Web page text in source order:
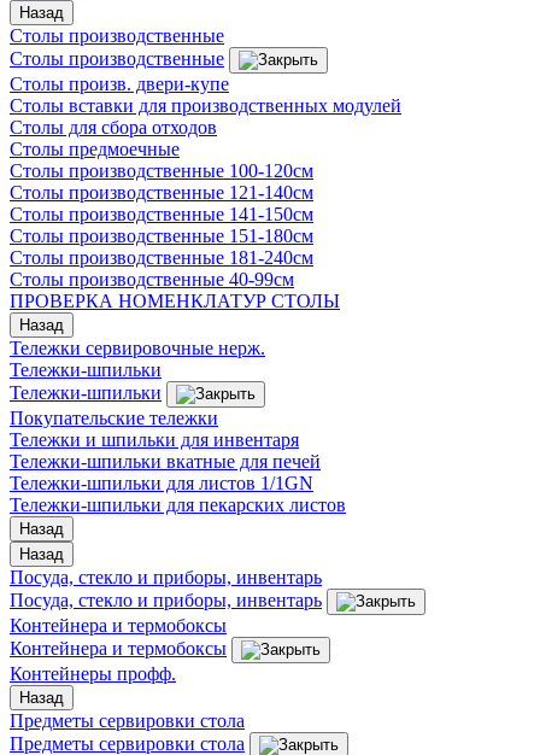
Назад
Столы производственные
Столы производственные
Столы произв. двери-купе
Столы вставки для производственных модулей
Столы для сбора отходов
Столы предмоечные
Столы производственные 100-120см
Столы производственные 121-140см
Столы производственные 141-150см
Столы производственные 151-180см
Столы производственные 181-240см
Столы производственные 40-99см
ПРОВЕРКА НОМЕНКЛАТУР СТОЛЫ
Назад
Тележки сервировочные нерж.
Тележки-шпильки
Тележки-шпильки
Покупательские тележки
Тележки и шпильки для инвентаря
Тележки-шпильки вкатные для печей
Тележки-шпильки для листов 1/1GN
Тележки-шпильки для пекарских листов
Назад
Назад
Посуда, стекло и приборы, инвентарь
Посуда, стекло и приборы, инвентарь
Контейнера и термобоксы
Контейнера и термобоксы
Контейнеры профф.
Назад
Предметы сервировки стола
Предметы сервировки стола